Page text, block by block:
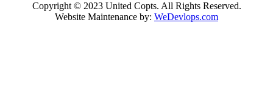
Copyright © 2023 United Copts. All Rights Reserved.
Website Maintenance by: WeDevlops.com